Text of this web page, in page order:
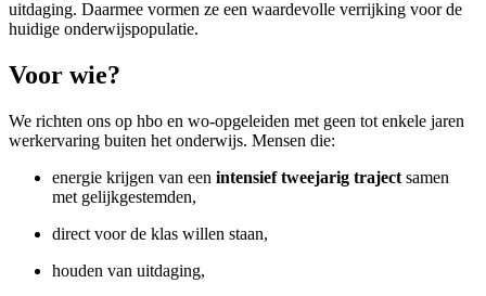
uitdaging. Daarmee vormen ze een waardevolle verrijking voor de
huidige onderwijspopulatie.
Voor wie?
We richten ons op hbo en wo-opgeleiden met geen tot enkele jaren
werkervaring buiten het onderwijs. Mensen die:
energie krijgen van een intensief tweejarig traject samen
met gelijkgestemden,
direct voor de klas willen staan,
houden van uitdaging,